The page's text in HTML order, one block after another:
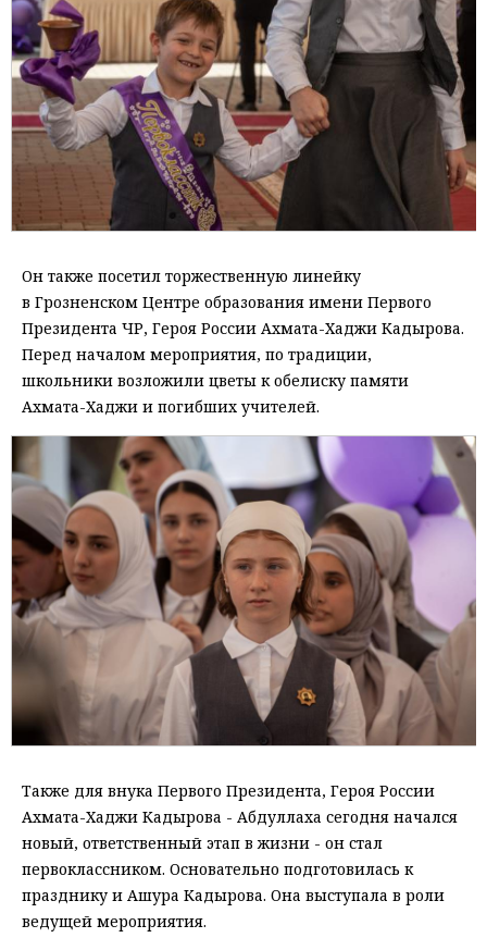
Он также посетил торжественную линейку
в Грозненском Центре образования имени Первого
Президента ЧР, Героя России Ахмата-Хаджи Кадырова.
Перед началом мероприятия, по традиции,
школьники возложили цветы к обелиску памяти
Ахмата-Хаджи и погибших учителей.
Также для внука Первого Президента, Героя России
Ахмата-Хаджи Кадырова - Абдуллаха сегодня начался
новый, ответственный этап в жизни - он стал
первоклассником. Основательно подготовилась к
празднику и Ашура Кадырова. Она выступала в роли
ведущей мероприятия.